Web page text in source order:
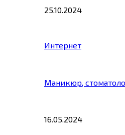
25.10.2024
Интернет
Маникюр,
16.05.2024